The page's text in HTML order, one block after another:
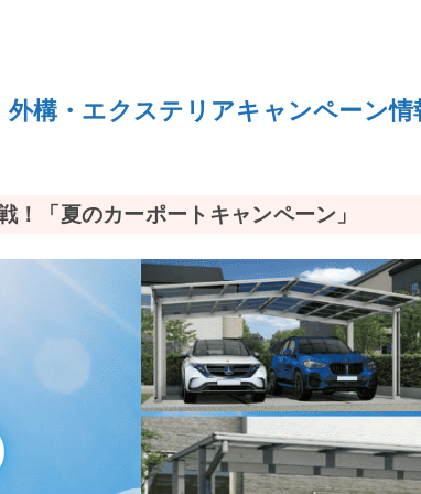
外構・エクステリアキャンペーン情
！「夏のカーポートキャンペーン」